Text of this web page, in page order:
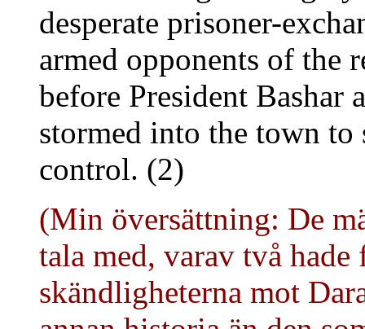
desperate prisoner-
armed opponents of the
before President Bashar
stormed into the town
control. (2)
(Min översättning: De
tala med, varav två
skändligheterna mot